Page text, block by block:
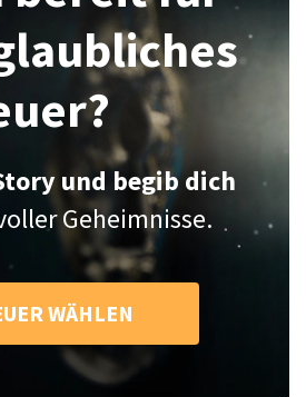
und begib dich
Geheimnisse.
WÄHLEN